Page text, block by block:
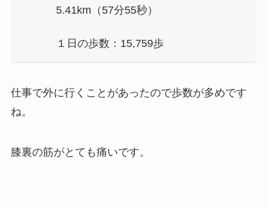
5.41km（57分55秒）
１日の歩数：15,759歩
仕事で外に行くことがあったので歩数が多めです
ね。
膝裏の筋がとても痛いです。